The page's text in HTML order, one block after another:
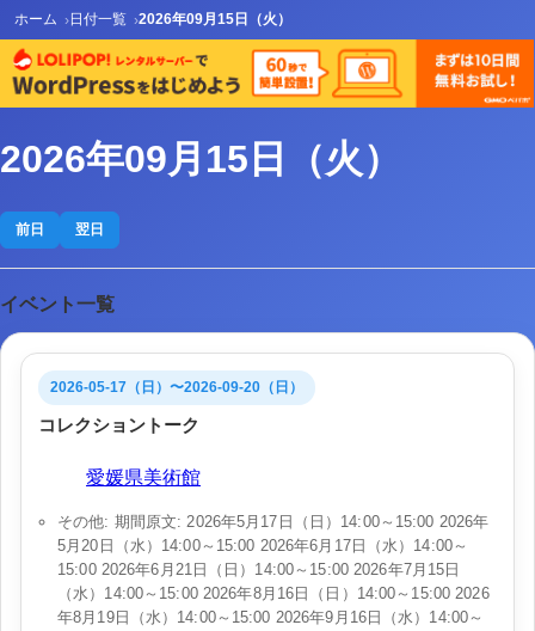
ホーム 日付一覧 2026年09月15日（火）
2026年09月15日（火）
前日 翌日
イベント一覧
2026-05-17（日）〜2026-09-20（日）
コレクショントーク
愛媛県美術館
その他: 期間原文: 2026年5月17日（日）14:00～15:00 2026年
5月20日（水）14:00～15:00 2026年6月17日（水）14:00～
15:00 2026年6月21日（日）14:00～15:00 2026年7月15日
（水）14:00～15:00 2026年8月16日（日）14:00～15:00 2026
年8月19日（水）14:00～15:00 2026年9月16日（水）14:00～